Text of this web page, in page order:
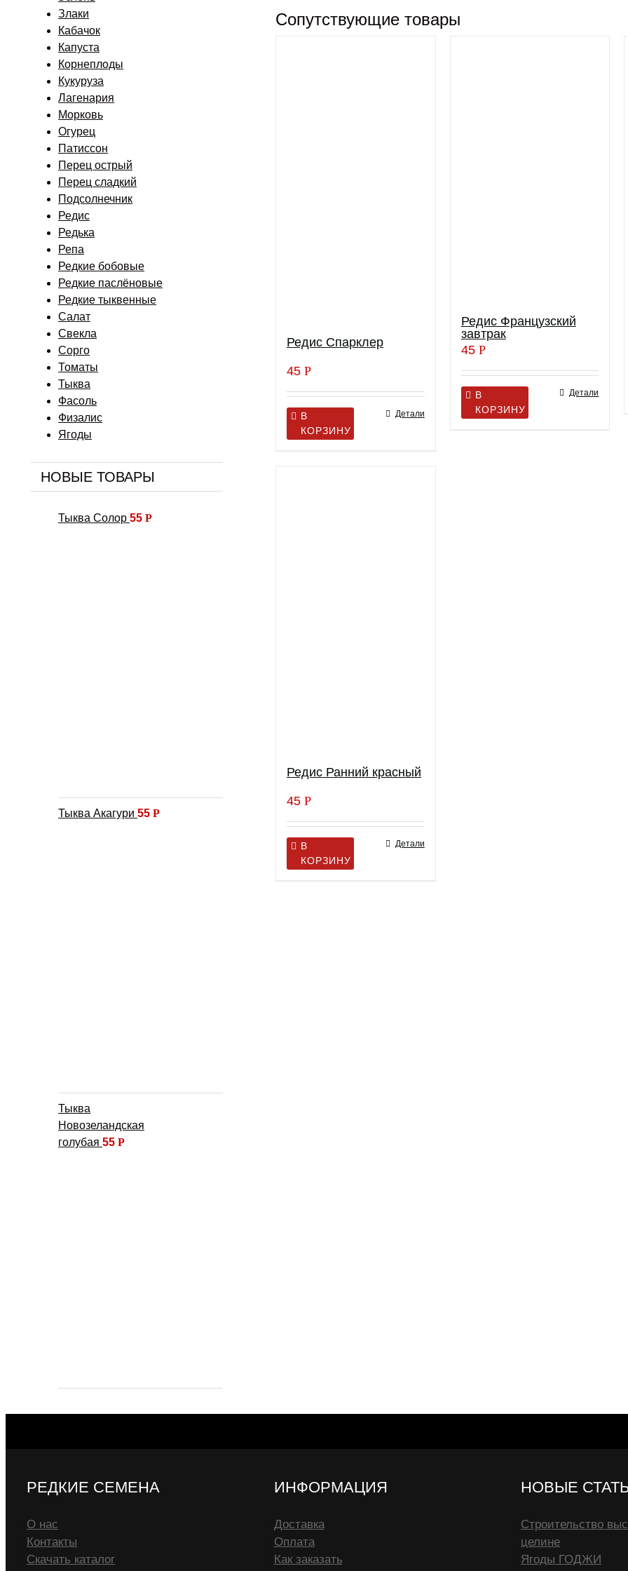
Сопутствующие товары
Редис Спарклер
45Р
В
КОРЗИНУ
Детали
Редис Французский
завтрак
45 Р
В
КОРЗИНУ
Детали
Редис Ранний красный
45Р
В
КОРЗИНУ
Детали
Злаки
Кабачок
Капуста
Корнеплоды
Кукуруза
Лагенария
Морковь
Огурец
Патиссон
Перец острый
Перец сладкий
Подсолнечник
Редис
Редька
Репа
Редкие бобовые
Редкие паслёновые
Редкие тыквенные
Салат
Свекла
Сорго
Томаты
Тыква
Фасоль
Физалис
Ягоды
НОВЫЕ ТОВАРЫ
Тыква Солор 55 Р
Тыква Акагури 55 Р
Тыква
Новозеландская
голубая 55 Р
РЕДКИЕ СЕМЕНА
О нас
Контакты
Скачать каталог
ИНФОРМАЦИЯ
Доставка
Оплата
Как заказать
НОВЫЕ
Строительство
целине
Ягоды ГОДЖИ